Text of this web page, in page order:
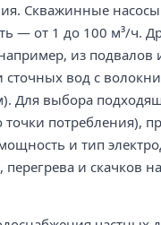
Скважинные
— от 1 до 100 м³/ч.
из подвалов
вод с
Для выбора
потребления),
и тип
и скачков